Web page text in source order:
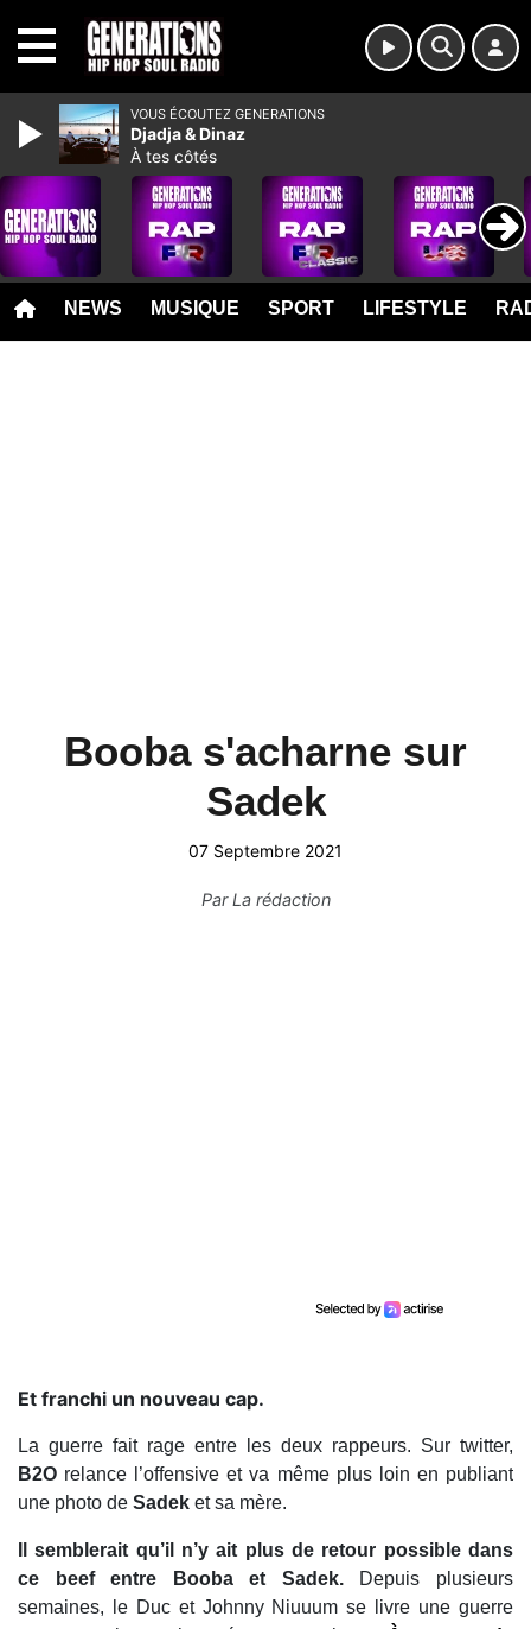
NEWS MUSIQUE SPORT LIFESTYLE
Booba s'acharne sur
Sadek
07 Septembre 2021
ParLa rédaction
Et franchi un nouveau cap.
La guerre fait rage entre les deux rappeurs. Sur twitter,
B2O relance l’offensive et va même plus loin en publiant
une photo de Sadek et sa mère.
Il semblerait qu’il n’y ait plus de retour possible dans
ce beef entre Booba et Sadek.Depuis plusieurs
semaines, le Duc et Johnny Niuuum se livre une guerre
VOUS ÉCOUTEZ GENERATIONS
Djadja & Dinaz
À tes côtés